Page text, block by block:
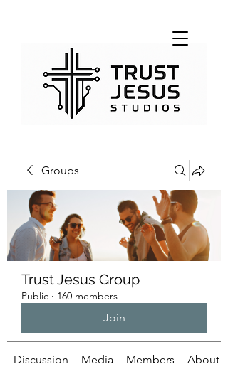
Groups
Trust Jesus Group
Public · 160 members
Join
Discussion Media Members About